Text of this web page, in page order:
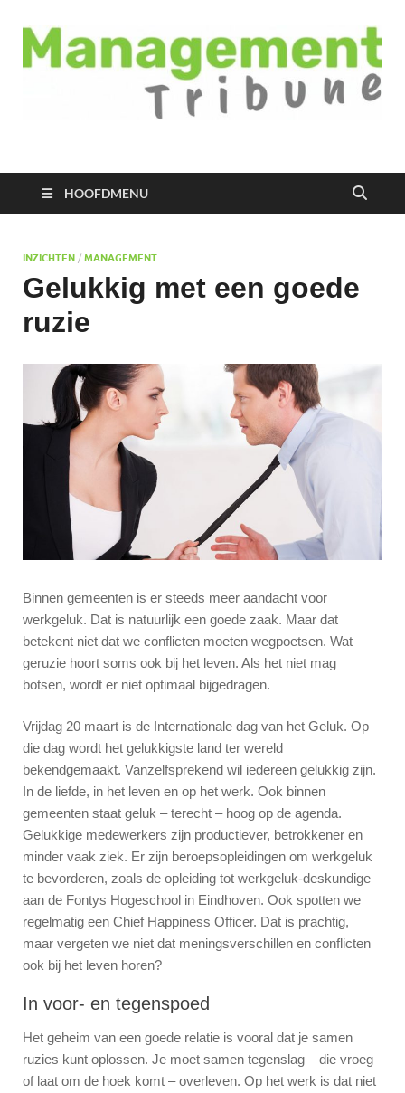
Managementtribune
HOOFDMENU
INZICHTEN / MANAGEMENT
Gelukkig met een goede
ruzie
Binnen gemeenten is er steeds meer aandacht voor
werkgeluk. Dat is natuurlijk een goede zaak. Maar dat
betekent niet dat we conflicten moeten wegpoetsen. Wat
geruzie hoort soms ook bij het leven. Als het niet mag
botsen, wordt er niet optimaal bijgedragen.
Vrijdag 20 maart is de Internationale dag van het Geluk. Op
die dag wordt het gelukkigste land ter wereld
bekendgemaakt. Vanzelfsprekend wil iedereen gelukkig zijn.
In de liefde, in het leven en op het werk. Ook binnen
gemeenten staat geluk – terecht – hoog op de agenda.
Gelukkige medewerkers zijn productiever, betrokkener en
minder vaak ziek. Er zijn beroepsopleidingen om werkgeluk
te bevorderen, zoals de opleiding tot werkgeluk-deskundige
aan de Fontys Hogeschool in Eindhoven. Ook spotten we
regelmatig een Chief Happiness Officer. Dat is prachtig,
maar vergeten we niet dat meningsverschillen en conflicten
ook bij het leven horen?
In voor- en tegenspoed
Het geheim van een goede relatie is vooral dat je samen
ruzies kunt oplossen. Je moet samen tegenslag – die vroeg
of laat om de hoek komt – overleven. Op het werk is dat niet